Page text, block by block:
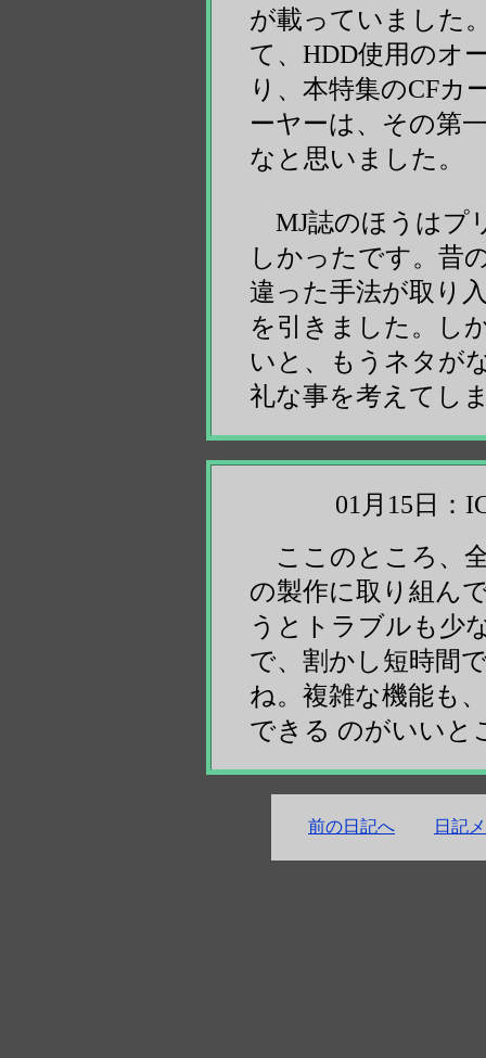
が載っていました
て、HDD使用のオ
り、本特集のCFカ
ーヤーは、その第
なと思いました。
MJ誌のほうはプ
しかったです。昔
違った手法が取り
を引きました。し
いと、もうネタが
礼な事を考えてし
01月15日：
ここのところ、
の製作に取り組ん
うとトラブルも少
で、割かし短時間
ね。複雑な機能も
できる のがいいと
前の日記へ 日記